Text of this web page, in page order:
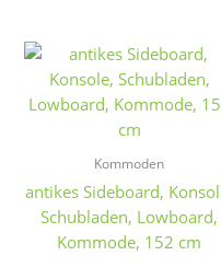
Kommoden
antikes Sideboard,
Schubladen, Lowboard,
Kommode, 152 cm